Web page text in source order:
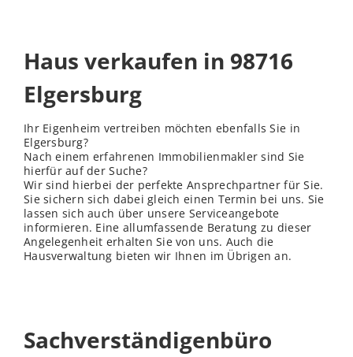
Haus verkaufen in 98716
Elgersburg
Ihr Eigenheim vertreiben möchten ebenfalls Sie in
Elgersburg?
Nach einem erfahrenen Immobilienmakler sind Sie
hierfür auf der Suche?
Wir sind hierbei der perfekte Ansprechpartner für Sie.
Sie sichern sich dabei gleich einen Termin bei uns. Sie
lassen sich auch über unsere Serviceangebote
informieren. Eine allumfassende Beratung zu dieser
Angelegenheit erhalten Sie von uns. Auch die
Hausverwaltung bieten wir Ihnen im Übrigen an.
Sachverständigenbüro